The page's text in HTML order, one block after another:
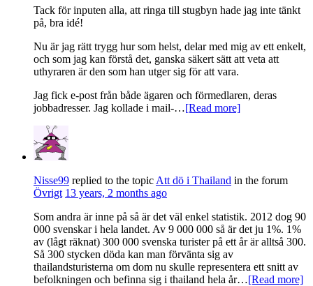
Tack för inputen alla, att ringa till stugbyn hade jag inte tänkt
på, bra idé!
Nu är jag rätt trygg hur som helst, delar med mig av ett enkelt,
och som jag kan förstå det, ganska säkert sätt att veta att
uthyraren är den som han utger sig för att vara.
Jag fick e-post från både ägaren och förmedlaren, deras
jobbadresser. Jag kollade i mail-…[Read more]
Nisse99 replied to the topic Att dö i Thailand in the forum
Övrigt 13 years, 2 months ago
Som andra är inne på så är det väl enkel statistik. 2012 dog 90
000 svenskar i hela landet. Av 9 000 000 så är det ju 1%. 1%
av (lågt räknat) 300 000 svenska turister på ett år är alltså 300.
Så 300 stycken döda kan man förvänta sig av
thailandsturisterna om dom nu skulle representera ett snitt av
befolkningen och befinna sig i thailand hela år…[Read more]